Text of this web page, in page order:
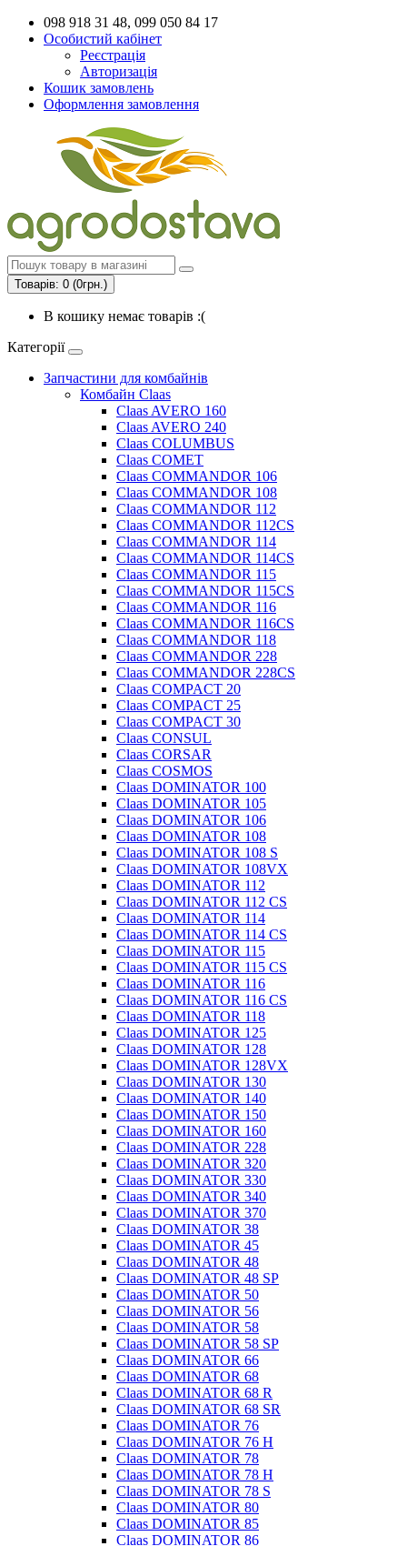
098 918 31 48, 099 050 84 17
Особистий кабінет
Реєстрація
Авторизація
Кошик замовлень
Оформлення замовлення
Товарів: 0 (0грн.)
В кошику немає товарів :(
Категорії
Запчастини для комбайнів
Комбайн Claas
Claas AVERO 160
Claas AVERO 240
Claas COLUMBUS
Claas COMET
Claas COMMANDOR 106
Claas COMMANDOR 108
Claas COMMANDOR 112
Claas COMMANDOR 112CS
Claas COMMANDOR 114
Claas COMMANDOR 114CS
Claas COMMANDOR 115
Claas COMMANDOR 115CS
Claas COMMANDOR 116
Claas COMMANDOR 116CS
Claas COMMANDOR 118
Claas COMMANDOR 228
Claas COMMANDOR 228CS
Claas COMPACT 20
Claas COMPACT 25
Claas COMPACT 30
Claas CONSUL
Claas CORSAR
Claas COSMOS
Claas DOMINATOR 100
Claas DOMINATOR 105
Claas DOMINATOR 106
Claas DOMINATOR 108
Claas DOMINATOR 108 S
Claas DOMINATOR 108VX
Claas DOMINATOR 112
Claas DOMINATOR 112 CS
Claas DOMINATOR 114
Claas DOMINATOR 114 CS
Claas DOMINATOR 115
Claas DOMINATOR 115 CS
Claas DOMINATOR 116
Claas DOMINATOR 116 CS
Claas DOMINATOR 118
Claas DOMINATOR 125
Claas DOMINATOR 128
Claas DOMINATOR 128VX
Claas DOMINATOR 130
Claas DOMINATOR 140
Claas DOMINATOR 150
Claas DOMINATOR 160
Claas DOMINATOR 228
Claas DOMINATOR 320
Claas DOMINATOR 330
Claas DOMINATOR 340
Claas DOMINATOR 370
Claas DOMINATOR 38
Claas DOMINATOR 45
Claas DOMINATOR 48
Claas DOMINATOR 48 SP
Claas DOMINATOR 50
Claas DOMINATOR 56
Claas DOMINATOR 58
Claas DOMINATOR 58 SP
Claas DOMINATOR 66
Claas DOMINATOR 68
Claas DOMINATOR 68 R
Claas DOMINATOR 68 SR
Claas DOMINATOR 76
Claas DOMINATOR 76 H
Claas DOMINATOR 78
Claas DOMINATOR 78 H
Claas DOMINATOR 78 S
Claas DOMINATOR 80
Claas DOMINATOR 85
Claas DOMINATOR 86